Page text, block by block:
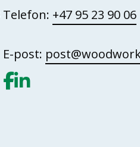
Telefon: +47 95 23 90 06
E-post:
Gå til vår Facebook
Gå til vår LinkedIn